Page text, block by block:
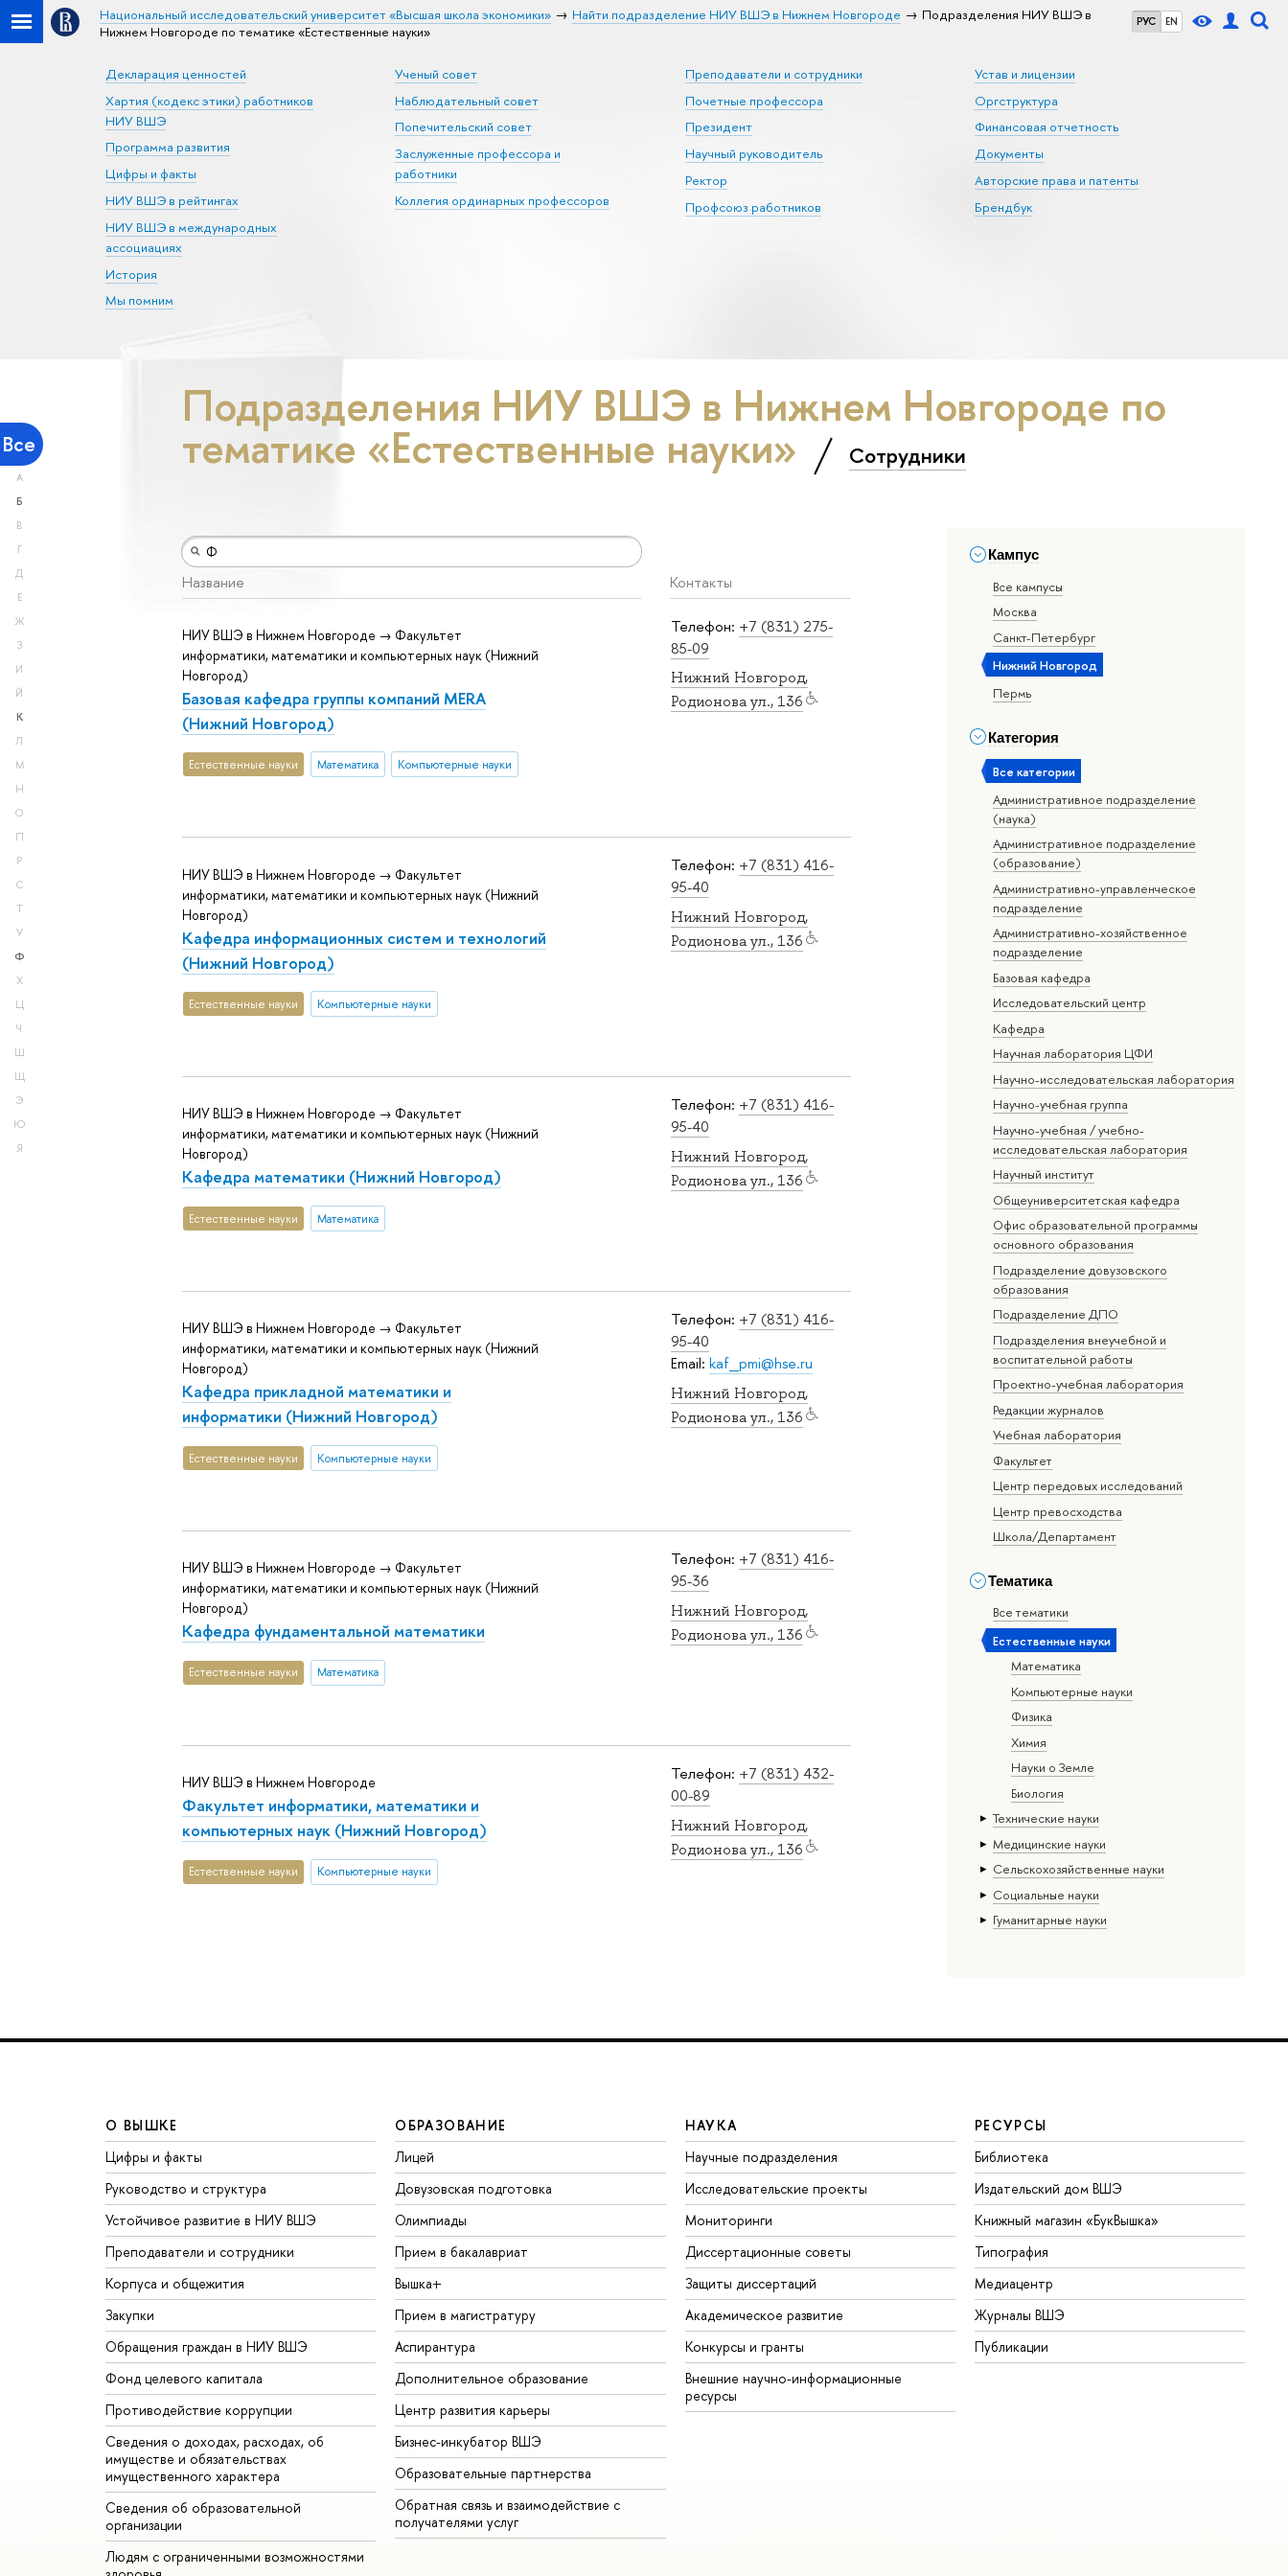
РУС EN
Национальный исследовательский университет «Высшая школа экономики» Найти подразделение НИУ ВШЭ в Нижнем Новгороде
Подразделения НИУ ВШЭ в
Нижнем Новгороде по тематике «Естественные науки»
Декларация ценностей
Хартия (кодекс этики) работников
НИУ ВШЭ
Программа развития
Цифры и факты
НИУ ВШЭ в рейтингах
НИУ ВШЭ в международных
ассоциациях
История
Мы помним
Ученый совет
Наблюдательный совет
Попечительский совет
Заслуженные профессора и
работники
Коллегия ординарных профессоров
Преподаватели и сотрудники
Почетные профессора
Президент
Научный руководитель
Ректор
Профсоюз работников
Устав и лицензии
Оргструктура
Финансовая отчетность
Документы
Авторские права и патенты
Брендбук
Все
А
Б
В
Г
Д
Е
Ж
З
И
Й
К
Л
М
Н
О
П
Р
С
Т
У
Ф
Х
Ц
Ч
Ш
Щ
Э
Ю
Я
Подразделения НИУ ВШЭ в Нижнем Новгороде по
тематике «Естественные науки» Сотрудники
Кампус
Все кампусы
Москва
Санкт-Петербург
Нижний Новгород
Пермь
Категория
Все категории
Административное подразделение
(наука)
Административное подразделение
(образование)
Административно-управленческое
подразделение
Административно-хозяйственное
подразделение
Базовая кафедра
Исследовательский центр
Кафедра
Научная лаборатория ЦФИ
Научно-исследовательская лаборатория
Научно-учебная группа
Научно-учебная / учебно-
исследовательская лаборатория
Научный институт
Общеуниверситетская кафедра
Офис образовательной программы
основного образования
Подразделение довузовского
образования
Подразделение ДПО
Подразделения внеучебной и
воспитательной работы
Проектно-учебная лаборатория
Редакции журналов
Учебная лаборатория
Факультет
Центр передовых исследований
Центр превосходства
Школа/Департамент
Тематика
Все тематики
Естественные науки
Математика
Компьютерные науки
Физика
Химия
Науки о Земле
Биология
Тех­ничес­кие науки
Медицинские науки
Сельскохозяйственные науки
Социальные науки
Гуманитарные науки
Название Контакты
Телефон: +7 (831) 275-
85-09
Нижний Новгород,
Родионова ул., 136
НИУ ВШЭ в Нижнем Новгороде → Факультет
информатики, математики и компьютерных наук (Нижний
Новгород)
Базовая кафедра группы компаний MERA
(Нижний Новгород)
Естественные науки Математика Компьютерные науки
Телефон: +7 (831) 416-
95-40
Нижний Новгород,
Родионова ул., 136
НИУ ВШЭ в Нижнем Новгороде → Факультет
информатики, математики и компьютерных наук (Нижний
Новгород)
Кафедра информационных систем и технологий
(Нижний Новгород)
Естественные науки Компьютерные науки
Телефон: +7 (831) 416-
95-40
Нижний Новгород,
Родионова ул., 136
НИУ ВШЭ в Нижнем Новгороде → Факультет
информатики, математики и компьютерных наук (Нижний
Новгород)
Кафедра математики (Нижний Новгород)
Естественные науки Математика
Телефон: +7 (831) 416-
95-40
Email: kaf_pmi@hse.ru
Нижний Новгород,
Родионова ул., 136
НИУ ВШЭ в Нижнем Новгороде → Факультет
информатики, математики и компьютерных наук (Нижний
Новгород)
Кафедра прикладной математики и
информатики (Нижний Новгород)
Естественные науки Компьютерные науки
Телефон: +7 (831) 416-
95-36
Нижний Новгород,
Родионова ул., 136
НИУ ВШЭ в Нижнем Новгороде → Факультет
информатики, математики и компьютерных наук (Нижний
Новгород)
Кафедра фундаментальной математики
Естественные науки Математика
Телефон: +7 (831) 432-
00-89
Нижний Новгород,
Родионова ул., 136
НИУ ВШЭ в Нижнем Новгороде
Факультет информатики, математики и
компьютерных наук (Нижний Новгород)
Естественные науки Компьютерные науки
О ВЫШКЕ
Цифры и факты
Руководство и структура
Устойчивое развитие в НИУ ВШЭ
Преподаватели и сотрудники
Корпуса и общежития
Закупки
Обращения граждан в НИУ ВШЭ
Фонд целевого капитала
Противодействие коррупции
Сведения о доходах, расходах, об
имуществе и обязательствах
имущественного характера
Сведения об образовательной
организации
Людям с ограниченными возможностями
ОБРАЗОВАНИЕ
Лицей
Довузовская подготовка
Олимпиады
Прием в бакалавриат
Вышка+
Прием в магистратуру
Аспирантура
Дополнительное образование
Центр развития карьеры
Бизнес-инкубатор ВШЭ
Образовательные партнерства
Обратная связь и взаимодействие с
получателями услуг
НАУКА
Научные подразделения
Исследовательские проекты
Мониторинги
Диссертационные советы
Защиты диссертаций
Академическое развитие
Конкурсы и гранты
Внешние научно-информационные
ресурсы
РЕСУРСЫ
Библиотека
Издательский дом ВШЭ
Книжный магазин «БукВышка»
Типография
Медиацентр
Журналы ВШЭ
Публикации